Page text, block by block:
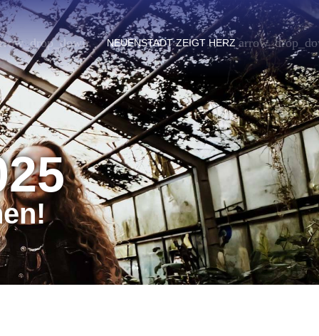
NEUENSTADT ZEIGT HERZ